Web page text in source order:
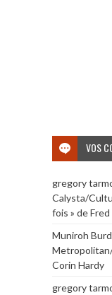
VOS
gregory
Calysta/
fois » de
Muniroh
Corin Hardy
gregory